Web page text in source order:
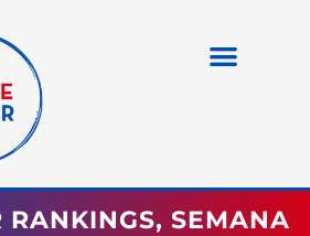
RANKINGS, SEMANA